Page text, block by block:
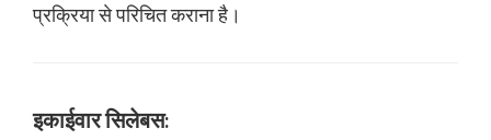
प्रक्रिया से परिचित कराना है।
इकाईवार सिलेबस: